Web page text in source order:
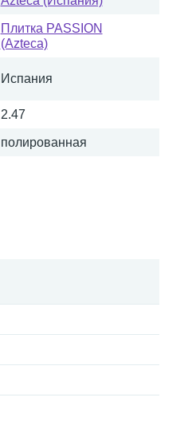
Плитка PASSION
(Azteca)
Испания
2.47
полированная